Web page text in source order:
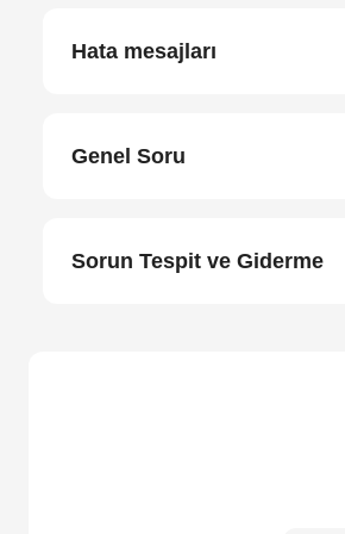
Hata mesajları
Genel Soru
Sorun Tespit ve Giderme